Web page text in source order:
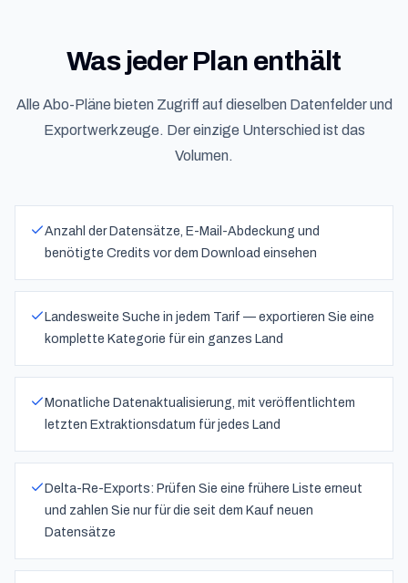
Was jeder Plan enthält
Alle Abo-Pläne bieten Zugriff auf dieselben Datenfelder und
Exportwerkzeuge. Der einzige Unterschied ist das
Volumen.
Anzahl der Datensätze, E-Mail-Abdeckung und
benötigte Credits vor dem Download einsehen
Landesweite Suche in jedem Tarif — exportieren Sie eine
komplette Kategorie für ein ganzes Land
Monatliche Datenaktualisierung, mit veröffentlichtem
letzten Extraktionsdatum für jedes Land
Delta-Re-Exports: Prüfen Sie eine frühere Liste erneut
und zahlen Sie nur für die seit dem Kauf neuen
Datensätze